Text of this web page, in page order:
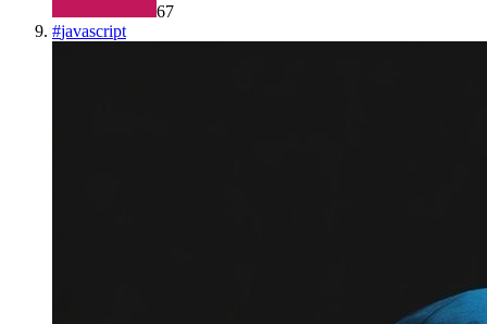
67
#javascript